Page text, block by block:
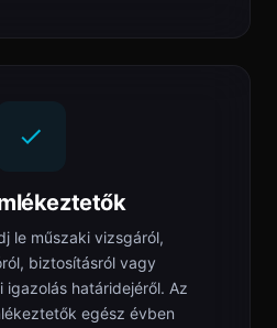
le műszaki vizsgáról,
biztosításról vagy
igazolás határidejéről. Az
egész évben